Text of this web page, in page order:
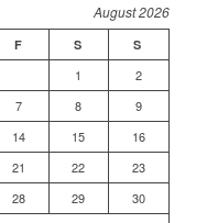
August 2026
F S S
1
2
7 8
9
14 15
16
21 22
23
28 29
30